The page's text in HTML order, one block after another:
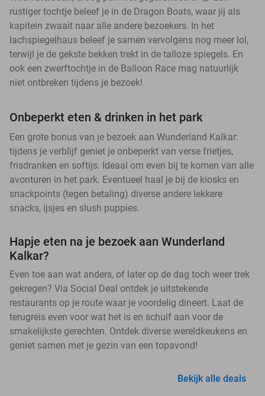
rustiger tochtje beleef je in de Dragon Boats, waar jij als
kapitein zwaait naar alle andere bezoekers. In het
lachspiegelhaus beleef je samen vervolgens nog meer lol,
terwijl je de gekste bekken trekt in de talloze spiegels. En
ook een zwerftochtje in de Balloon Race mag natuurlijk
niet ontbreken tijdens je bezoek!
Onbeperkt eten & drinken in het park
Een grote bonus van je bezoek aan Wunderland Kalkar:
tijdens je verblijf geniet je onbeperkt van verse frietjes,
frisdranken en softijs. Ideaal om even bij te komen van alle
avonturen in het park. Eventueel haal je bij de kiosks en
snackpoints (tegen betaling) diverse andere lekkere
snacks, ijsjes en slush puppies.
Hapje eten na je bezoek aan Wunderland
Kalkar?
Even toe aan wat anders, of later op de dag toch weer trek
gekregen? Via Social Deal ontdek je uitstekende
restaurants op je route waar je voordelig dineert. Laat de
terugreis even voor wat het is en schuif aan voor de
smakelijkste gerechten. Ontdek diverse wereldkeukens en
geniet samen met je gezin van een topavond!
Bekijk alle deals